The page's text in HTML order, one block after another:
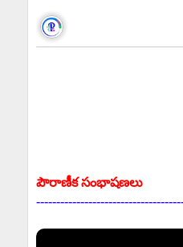
పౌరాణీక సంభాషణలు